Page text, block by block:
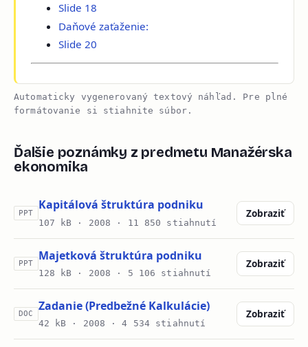
Slide 18
Daňové zaťaženie:
Slide 20
Automaticky vygenerovaný textový náhľad. Pre plné
formátovanie si stiahnite súbor.
Ďalšie poznámky z predmetu Manažérska
ekonomika
PPT
Kapitálová štruktúra podniku
107 kB · 2008 · 11 850 stiahnutí
Zobraziť
PPT
Majetková štruktúra podniku
128 kB · 2008 · 5 106 stiahnutí
Zobraziť
DOC
Zadanie (Predbežné Kalkulácie)
42 kB · 2008 · 4 534 stiahnutí
Zobraziť